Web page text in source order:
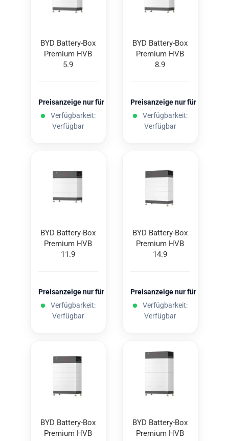
BYD Battery-​​Box
Pre­mi­um HVB
5.9
Preisanzeige nur für freigeschaltete Kunden
Verfügbarkeit:
Verfügbar
BYD Battery-​​Box
Pre­mi­um HVB
8.9
Preisanzeige nur für
Verfügbarkeit:
Verfügbar
BYD Battery-​​Box
Pre­mi­um HVB
11.9
Preisanzeige nur für freigeschaltete Kunden
Verfügbarkeit:
Verfügbar
BYD Battery-​​Box
Pre­mi­um HVB
14.9
Preisanzeige nur für
Verfügbarkeit:
Verfügbar
BYD Battery-​​Box
Pre­mi­um HVB
BYD Battery-​​Box
Pre­mi­um HVB